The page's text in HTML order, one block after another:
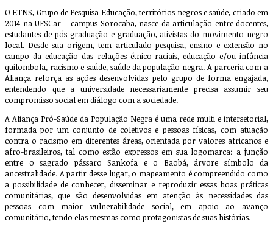
O ETNS, Grupo de Pesquisa Educação, territórios negros e saúde, criado em
2014 na UFSCar – campus Sorocaba, nasce da articulação entre docentes,
estudantes de pós-graduação e graduação, ativistas do movimento negro
local. Desde sua origem, tem articulado pesquisa, ensino e extensão no
campo da educação das relações étnico-raciais, educação e/ou infância
quilombola, racismo e saúde, saúde da população negra. A parceria com a
Aliança reforça as ações desenvolvidas pelo grupo de forma engajada,
entendendo que a universidade necessariamente precisa assumir seu
compromisso social em diálogo com a sociedade.
A Aliança Pró-Saúde da População Negra é uma rede multi e intersetorial,
formada por um conjunto de coletivos e pessoas físicas, com atuação
contra o racismo em diferentes áreas, orientada por valores africanos e
afro-brasileiros, tal como estão expressos em sua logomarca: a junção
entre o sagrado pássaro Sankofa e o Baobá, árvore símbolo da
ancestralidade. A partir desse lugar, o mapeamento é compreendido como
a possibilidade de conhecer, disseminar e reproduzir essas boas práticas
comunitárias, que são desenvolvidas em atenção às necessidades das
pessoas com maior vulnerabilidade social, em apoio ao avanço
comunitário, tendo elas mesmas como protagonistas de suas histórias.